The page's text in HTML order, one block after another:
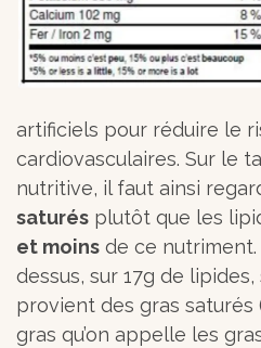
artificiels pour réduire le
cardiovasculaires. Sur le
nutritive, il faut ainsi
saturés plutôt que les
et moins de ce
dessus, sur 17g de
provient des gras saturés
gras qu’on appelle les